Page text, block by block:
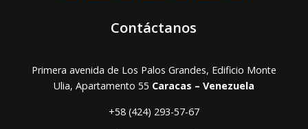
Contáctanos
Primera avenida de Los Palos Grandes, Edificio Monte
Ulia, Apartamento 55 Caracas – Venezuela
+58 (424) 293-57-67